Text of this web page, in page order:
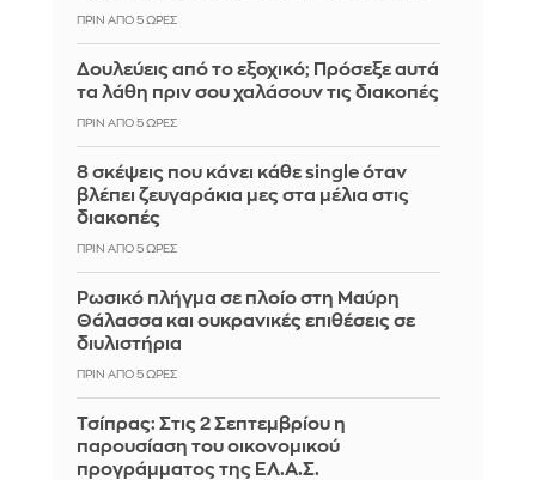
ΠΡΙΝ ΑΠΌ 5 ΏΡΕΣ
Δουλεύεις από το εξοχικό; Πρόσεξε αυτά
τα λάθη πριν σου χαλάσουν τις διακοπές
ΠΡΙΝ ΑΠΌ 5 ΏΡΕΣ
8 σκέψεις που κάνει κάθε single όταν
βλέπει ζευγαράκια μες στα μέλια στις
διακοπές
ΠΡΙΝ ΑΠΌ 5 ΏΡΕΣ
Ρωσικό πλήγμα σε πλοίο στη Μαύρη
Θάλασσα και ουκρανικές επιθέσεις σε
διυλιστήρια
ΠΡΙΝ ΑΠΌ 5 ΏΡΕΣ
Τσίπρας: Στις 2 Σεπτεμβρίου η
παρουσίαση του οικονομικού
προγράμματος της ΕΛ.Α.Σ.